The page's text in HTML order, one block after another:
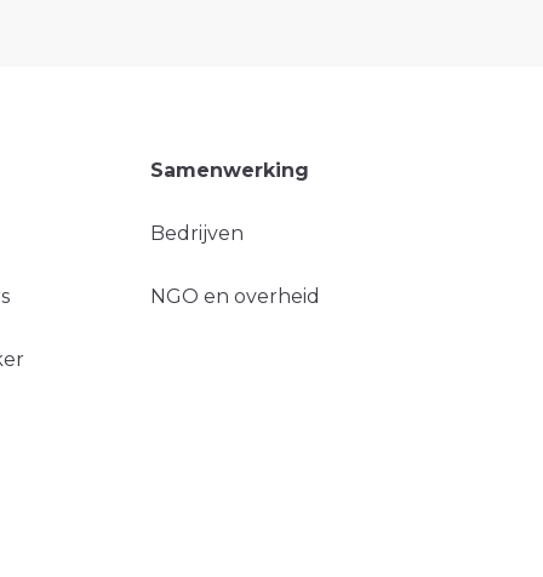
Samenwerking
Bedrijven
NGO en overheid